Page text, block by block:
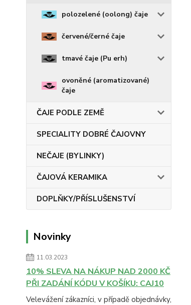
polozelené (oolong) čaje
červené/černé čaje
tmavé čaje (Pu erh)
ovoněné (aromatizované)
čaje
ČAJE PODLE ZEMĚ
SPECIALITY DOBRÉ ČAJOVNY
NEČAJE (BYLINKY)
ČAJOVÁ KERAMIKA
DOPLŇKY/PŘÍSLUŠENSTVÍ
Novinky
11.03.2023
10% SLEVA NA NÁKUP NAD 2000 KČ
PŘI ZADÁNÍ KÓDU V KOŠÍKU: CAJ10
Velevážení zákazníci, v případě objednávky,